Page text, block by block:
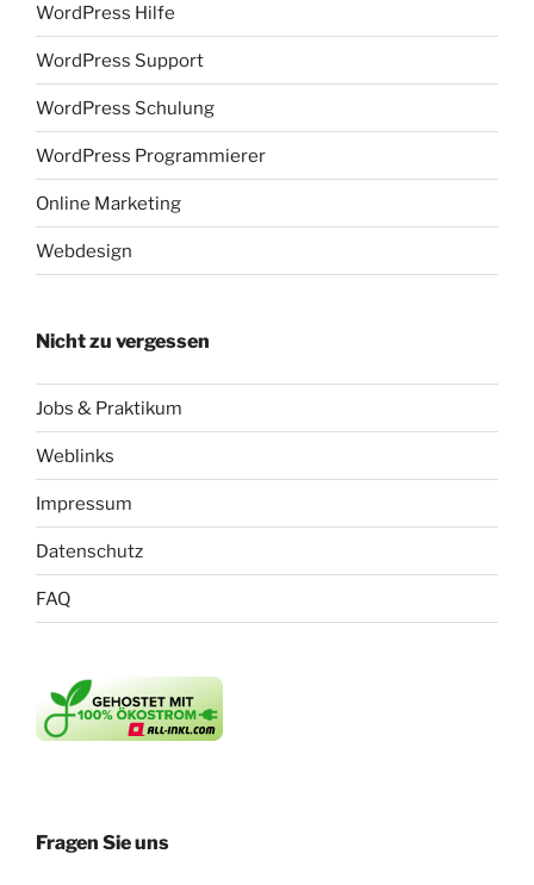
WordPress Hilfe
WordPress Support
WordPress Schulung
WordPress Programmierer
Online Marketing
Webdesign
Nicht zu vergessen
Jobs & Praktikum
Weblinks
Impressum
Datenschutz
FAQ
Fragen Sie uns